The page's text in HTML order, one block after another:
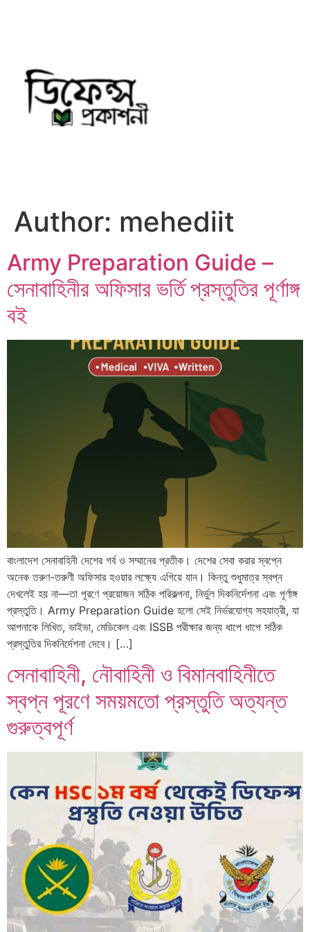
Author: mehediit
Army Preparation Guide –
সেনাবাহিনীর অফিসার ভর্তি প্রস্তুতির পূর্ণাঙ্গ
বই
বাংলাদেশ সেনাবাহিনী দেশের গর্ব ও সম্মানের প্রতীক। দেশের সেবা করার স্বপ্নে
অনেক তরুণ-তরুণী অফিসার হওয়ার লক্ষ্যে এগিয়ে যান। কিন্তু শুধুমাত্র স্বপ্ন
দেখলেই হয় না—তা পূরণে প্রয়োজন সঠিক পরিকল্পনা, নির্ভুল দিকনির্দেশনা এবং পূর্ণাঙ্গ
প্রস্তুতি। Army Preparation Guide হলো সেই নির্ভরযোগ্য সহযাত্রী, যা
আপনাকে লিখিত, ভাইভা, মেডিকেল এবং ISSB পরীক্ষার জন্য ধাপে ধাপে সঠিক
প্রস্তুতির দিকনির্দেশনা দেবে। […]
সেনাবাহিনী, নৌবাহিনী ও বিমানবাহিনীতে
স্বপ্ন পূরণে সময়মতো প্রস্তুতি অত্যন্ত
গুরুত্বপূর্ণ